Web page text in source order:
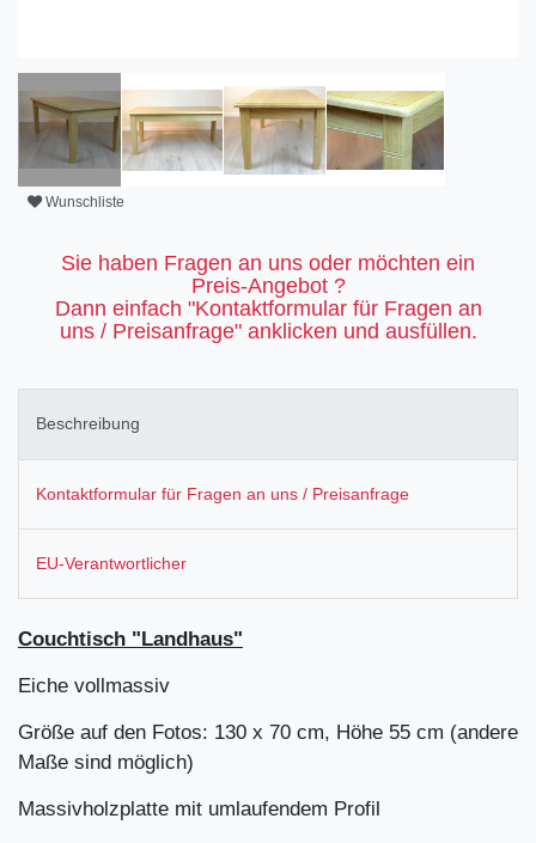
Wunschliste
Sie haben Fragen an uns oder möchten ein
Preis-Angebot ?
Dann einfach "Kontaktformular für Fragen an
uns / Preisanfrage" anklicken und ausfüllen.
Beschreibung
Kontaktformular für Fragen an uns / Preisanfrage
EU-Verantwortlicher
Couchtisch "Landhaus"
Eiche vollmassiv
Größe auf den Fotos: 130 x 70 cm, Höhe 55 cm (andere
Maße sind möglich)
Massivholzplatte mit umlaufendem Profil